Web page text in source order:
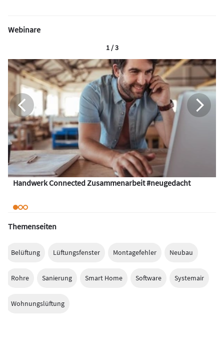
Webinare
Handwerk Connected Zusammenarbeit #neugedacht
1 / 3
Themenseiten
Belüftung Lüftungsfenster Montagefehler Neubau
Rohre Sanierung Smart Home Software Systemair
Wohnungslüftung